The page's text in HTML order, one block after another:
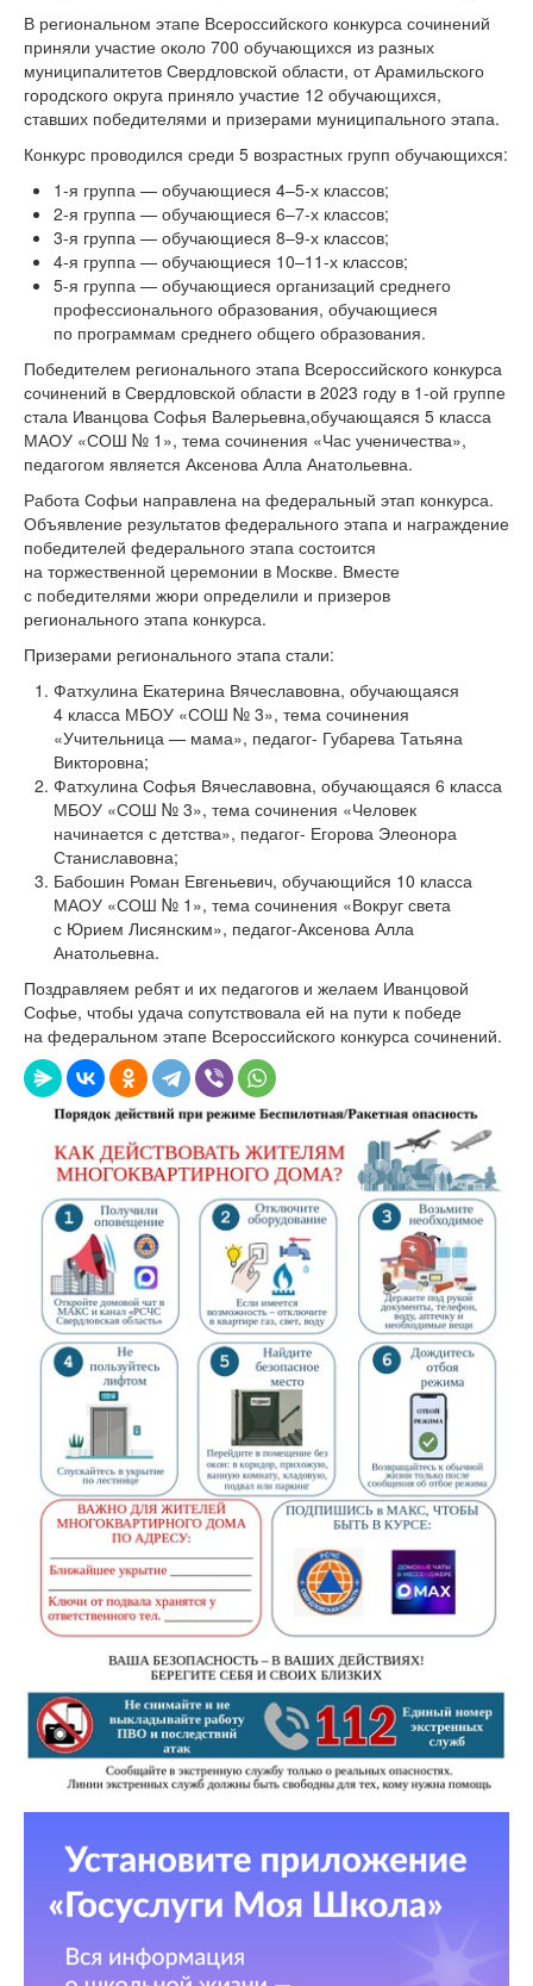
В региональном этапе Всероссийского конкурса сочинений
приняли участие около 700 обучающихся из разных
муниципалитетов Свердловской области, от Арамильского
городского округа приняло участие 12 обучающихся,
ставших победителями и призерами муниципального этапа.
Конкурс проводился среди 5 возрастных групп обучающихся:
1-я группа — обучающиеся 4–5-х классов;
2-я группа — обучающиеся 6–7-х классов;
3-я группа — обучающиеся 8–9-х классов;
4-я группа — обучающиеся 10–11-х классов;
5-я группа — обучающиеся организаций среднего
профессионального образования, обучающиеся
по программам среднего общего образования.
Победителем регионального этапа Всероссийского конкурса
сочинений в Свердловской области в 2023 году в 1-ой группе
стала Иванцова Софья Валерьевна,обучающаяся 5 класса
МАОУ «СОШ № 1», тема сочинения «Час ученичества»,
педагогом является Аксенова Алла Анатольевна.
Работа Софьи направлена на федеральный этап конкурса.
Объявление результатов федерального этапа и награждение
победителей федерального этапа состоится
на торжественной церемонии в Москве. Вместе
с победителями жюри определили и призеров
регионального этапа конкурса.
Призерами регионального этапа стали:
Фатхулина Екатерина Вячеславовна, обучающаяся
4 класса МБОУ «СОШ № 3», тема сочинения
«Учительница — мама», педагог- Губарева Татьяна
Викторовна;
Фатхулина Софья Вячеславовна, обучающаяся 6 класса
МБОУ «СОШ № 3», тема сочинения «Человек
начинается с детства», педагог- Егорова Элеонора
Станиславовна;
Бабошин Роман Евгеньевич, обучающийся 10 класса
МАОУ «СОШ № 1», тема сочинения «Вокруг света
с Юрием Лисянским», педагог-Аксенова Алла
Анатольевна.
Поздравляем ребят и их педагогов и желаем Иванцовой
Софье, чтобы удача сопутствовала ей на пути к победе
на федеральном этапе Всероссийского конкурса сочинений.